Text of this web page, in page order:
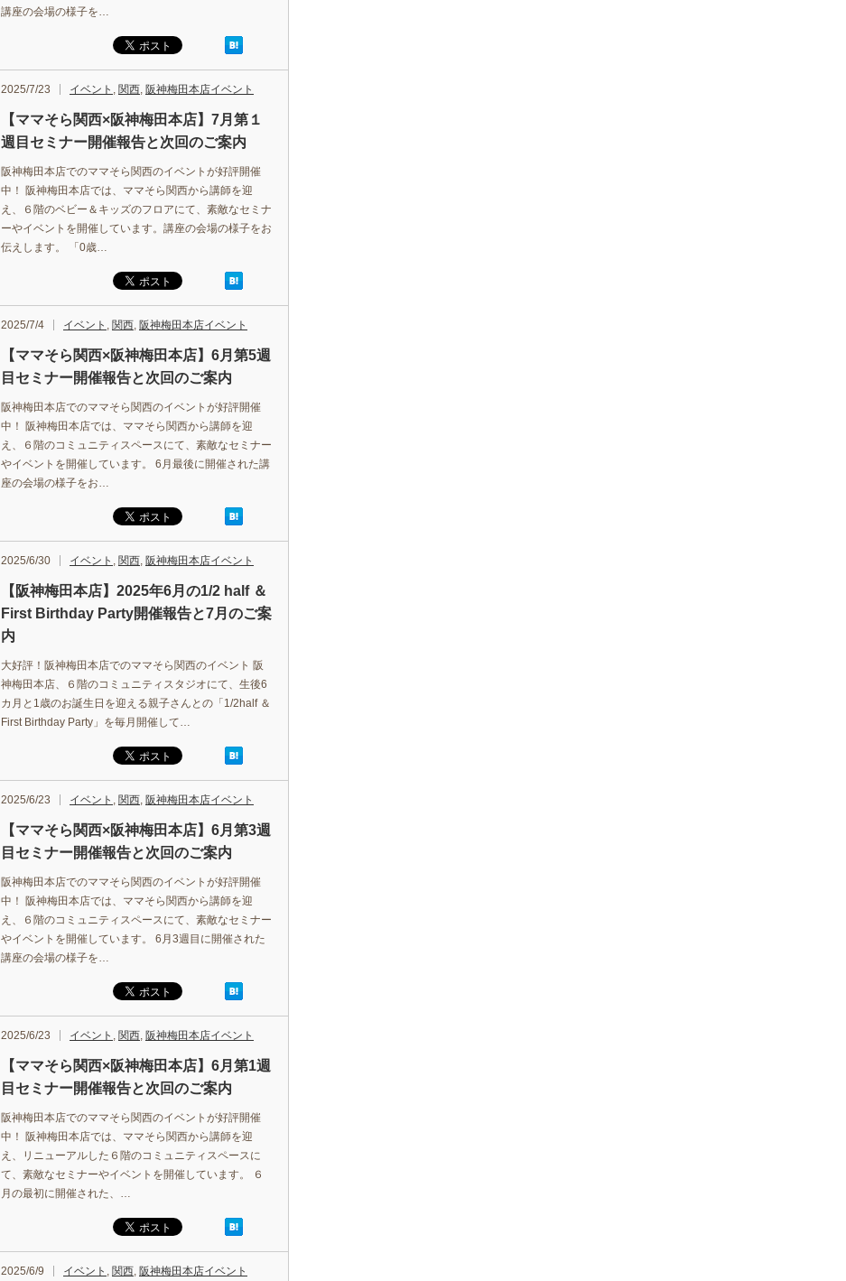
講座の会場の様子を…
2025/7/23 イベント , 関西, 阪神梅田本店イベント
【ママそら関西×阪神梅田本店】7月第１
週目セミナー開催報告と次回のご案内
阪神梅田本店でのママそら関西のイベントが好評開催
中！ 阪神梅田本店では、ママそら関西から講師を迎
え、６階のベビー＆キッズのフロアにて、素敵なセミナ
ーやイベントを開催しています。講座の会場の様子をお
伝えします。 「0歳…
2025/7/4 イベント , 関西, 阪神梅田本店イベント
【ママそら関西×阪神梅田本店】6月第5週
目セミナー開催報告と次回のご案内
阪神梅田本店でのママそら関西のイベントが好評開催
中！ 阪神梅田本店では、ママそら関西から講師を迎
え、６階のコミュニティスペースにて、素敵なセミナー
やイベントを開催しています。 6月最後に開催された講
座の会場の様子をお…
2025/6/30 イベント , 関西, 阪神梅田本店イベント
【阪神梅田本店】2025年6月の1/2 half ＆
First Birthday Party開催報告と7月のご案
内
大好評！阪神梅田本店でのママそら関西のイベント 阪
神梅田本店、６階のコミュニティスタジオにて、生後6
カ月と1歳のお誕生日を迎える親子さんとの「1/2half ＆
First Birthday Party」を毎月開催して…
2025/6/23 イベント , 関西, 阪神梅田本店イベント
【ママそら関西×阪神梅田本店】6月第3週
目セミナー開催報告と次回のご案内
阪神梅田本店でのママそら関西のイベントが好評開催
中！ 阪神梅田本店では、ママそら関西から講師を迎
え、６階のコミュニティスペースにて、素敵なセミナー
やイベントを開催しています。 6月3週目に開催された
講座の会場の様子を…
2025/6/23 イベント , 関西, 阪神梅田本店イベント
【ママそら関西×阪神梅田本店】6月第1週
目セミナー開催報告と次回のご案内
阪神梅田本店でのママそら関西のイベントが好評開催
中！ 阪神梅田本店では、ママそら関西から講師を迎
え、リニューアルした６階のコミュニティスペースに
て、素敵なセミナーやイベントを開催しています。 ６
月の最初に開催された、…
2025/6/9 イベント , 関西, 阪神梅田本店イベント